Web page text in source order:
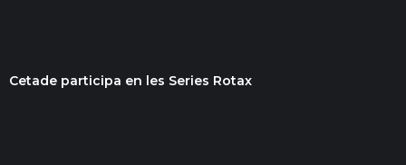
Cetade participa en les Series Rotax